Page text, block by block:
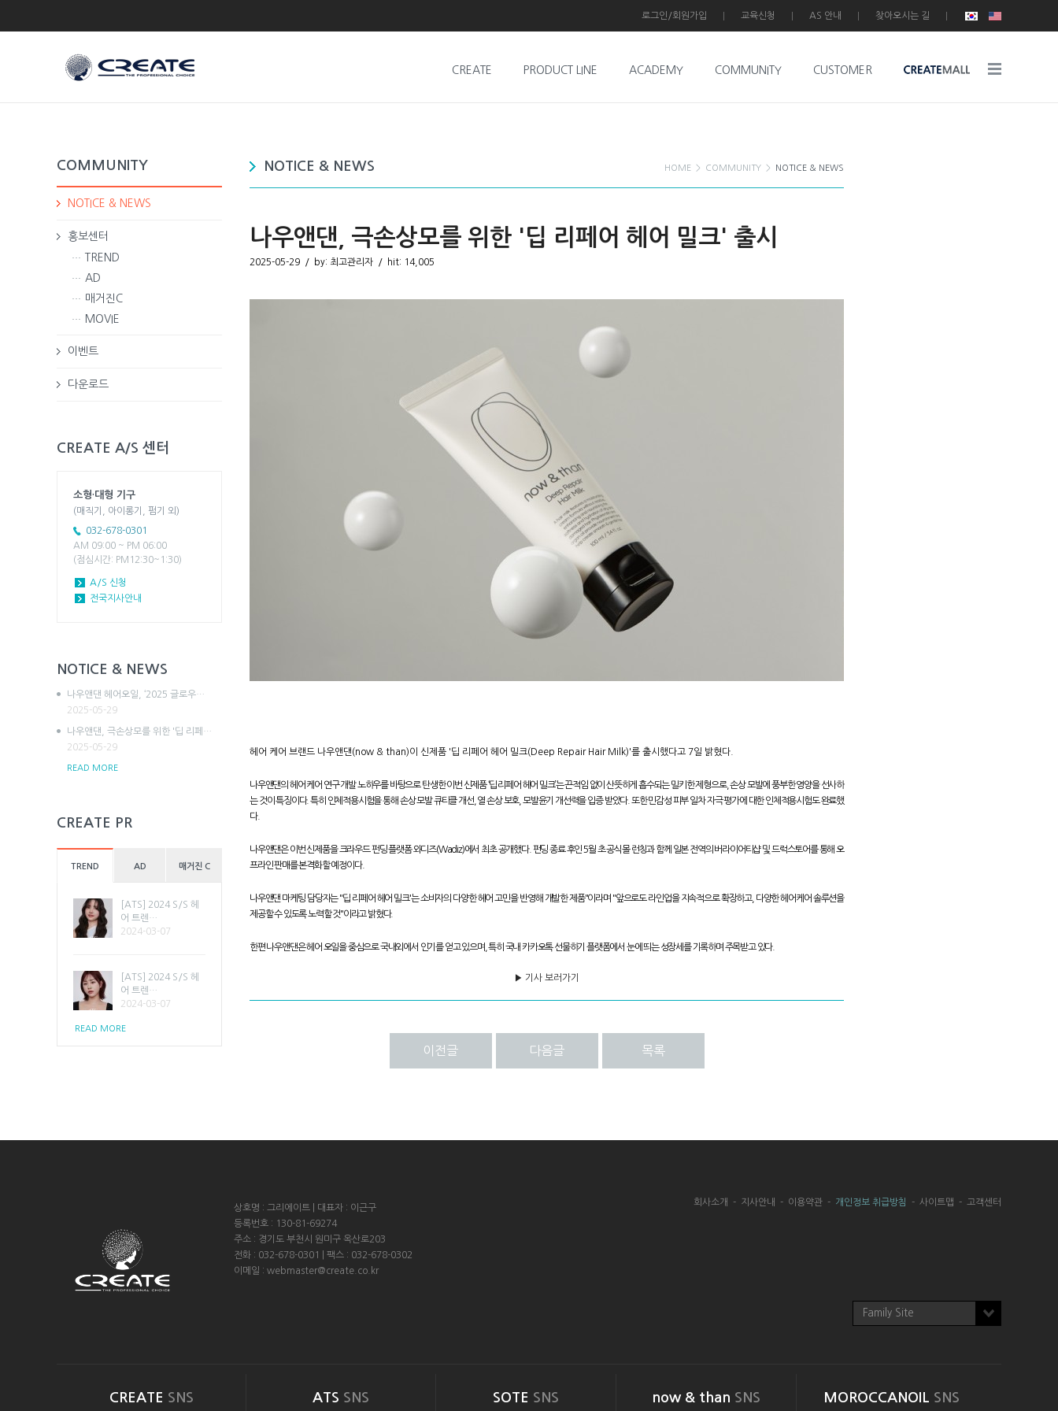
로그인/회원가입 교육신청 AS 안내 찾아오시는 길
CREATE PRODUCT LINE ACADEMY COMMUNITY CUSTOMER
COMMUNITY
NOTICE & NEWS
홍보센터
TREND
AD
매거진C
MOVIE
이벤트
다운로드
CREATE A/S 센터
소형·대형 기구
(매직기, 아이롱기, 펌기 외)
032-678-0301
AM 09:00 ~ PM 06:00
(점심시간: PM12:30~1:30)
A/S 신청
전국지사안내
NOTICE & NEWS
나우앤댄 헤어오일, ‘2025 글로우…
2025-05-29
나우앤댄, 극손상모를 위한 '딥 리페…
2025-05-29
READ MORE
CREATE PR
TREND
[ATS] 2024 S/S 헤
어 트렌…
2024-03-07
[ATS] 2024 S/S 헤
어 트렌…
2024-03-07
READ MORE
AD 매거진 C
NOTICE & NEWS HOME > COMMUNITY > NOTICE & NEWS
나우앤댄, 극손상모를 위한 '딥 리페어 헤어 밀크' 출시
2025-05-29 / by: 최고관리자 / hit: 14,005
헤어 케어 브랜드 나우앤댄(now & than)이 신제품 '딥 리페어 헤어 밀크(Deep Repair Hair Milk)'를 출시했다고 7일 밝혔다.
나우앤댄의 헤어 케어 연구 개발 노하우를 바탕으로 탄생한 이번 신제품 ‘딥 리페어 헤어 밀크’는 끈적임 없이 산뜻하게 흡수되는 밀키한 제형으로, 손상 모발에 풍부한 영양을 선사하
는 것이 특징이다. 특히 인체적용시험을 통해 손상 모발 큐티클 개선, 열 손상 보호, 모발윤기 개선력을 입증 받았다. 또한 민감성 피부 일차 자극 평가에 대한 인체적용시험도 완료했
다.
나우앤댄은 이번 신제품을 크라우드 펀딩 플랫폼 와디즈(Wadiz)에서 최초 공개했다. 펀딩 종료 후인 5월 초 공식몰 런칭과 함께 일본 전역의 버라이어티샵 및 드럭스토어를 통해 오
프라인 판매를 본격화할 예정이다.
나우앤댄 마케팅 담당자는 "딥 리페어 헤어 밀크'는 소비자의 다양한 헤어 고민을 반영해 개발한 제품"이라며 "앞으로도 라인업을 지속적으로 확장하고, 다양한 헤어케어 솔루션을
제공할 수 있도록 노력할 것"이라고 밝혔다.
한편 나우앤댄은 헤어 오일을 중심으로 국내외에서 인기를 얻고 있으며, 특히 국내 카카오톡 선물하기 플랫폼에서 눈에 띄는 성장세를 기록하며 주목받고 있다.
▶ 기사 보러가기
이전글 다음글 목록
상호명 : 그리에이트 | 대표자 : 이근구
등록번호 : 130-81-69274
주소 : 경기도 부천시 원미구 옥산로203
전화 : 032-678-0301 | 팩스 : 032-678-0302
이메일 : webmaster@create.co.kr
회사소개 - 지사안내 - 이용약관 - 개인정보 취급방침 - 사이트맵 - 고객센터
Family Site
CREATE SNS ATS SNS SOTE SNS now & than SNS MOROCCANOIL SNS